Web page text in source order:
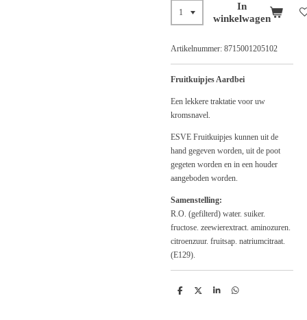
In
winkelwagen
Artikelnummer: 8715001205102
Fruitkuipjes Aardbei
Een lekkere traktatie voor uw
kromsnavel.
ESVE Fruitkuipjes kunnen uit de
hand gegeven worden, uit de poot
gegeten worden en in een houder
aangeboden worden.
Samenstelling:
R.O. (gefilterd) water. suiker.
fructose. zeewierextract. aminozuren.
citroenzuur. fruitsap. natriumcitraat.
(E129).
D
D
S
D